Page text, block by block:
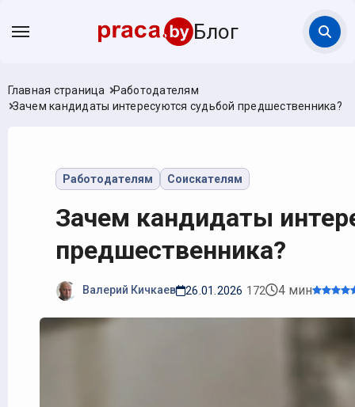
Блог
Главная страница
Работодателям
Зачем кандидаты интересуются судьбой предшественника?
Работодателям Соискателям
Зачем кандидаты
предшественника?
Валерий Кичкаев 26.01.2026 172 4 мин